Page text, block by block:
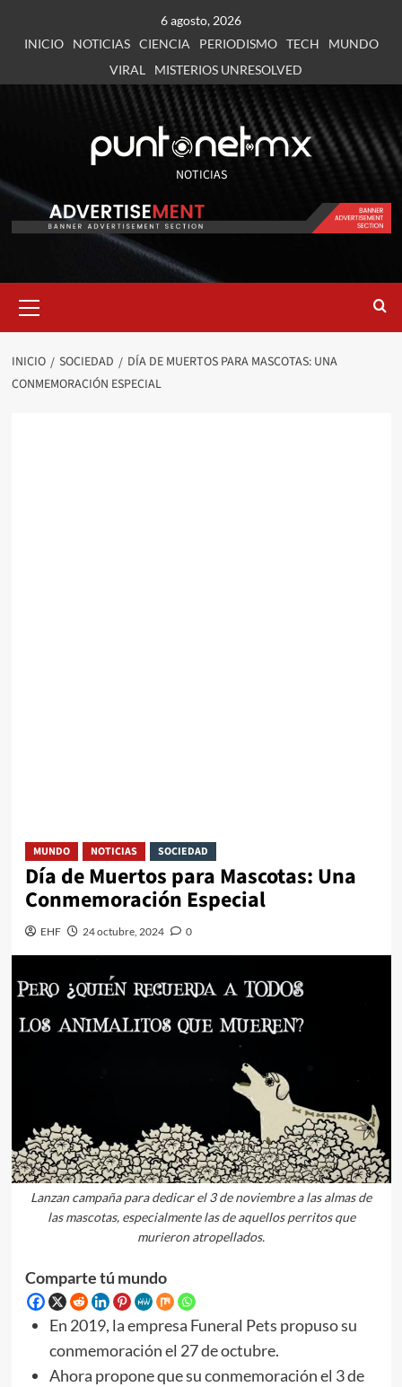
6 agosto, 2026
INICIO
NOTICIAS CIENCIA PERIODISMO TECH
MUNDO
VIRAL
MISTERIOS UNRESOLVED
NOTICIAS
INICIO SOCIEDAD
DÍA DE MUERTOS PARA MASCOTAS: UNA
CONMEMORACIÓN ESPECIAL
MUNDO NOTICIAS SOCIEDAD
Día de Muertos para Mascotas: Una
Conmemoración Especial
EHF 24 octubre, 2024 0
Lanzan campaña para dedicar el 3 de noviembre a las almas de
las mascotas, especialmente las de aquellos perritos que
murieron atropellados.
Comparte tú mundo
En 2019, la empresa Funeral Pets propuso su
conmemoración el 27 de octubre.
Ahora propone que su conmemoración el 3 de